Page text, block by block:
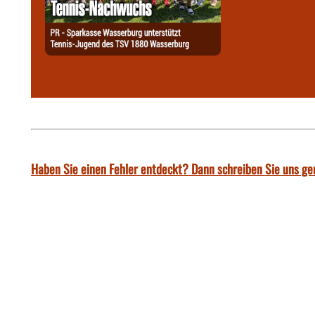
Haben Sie einen Fehler entdeckt? Dann schreiben Sie uns